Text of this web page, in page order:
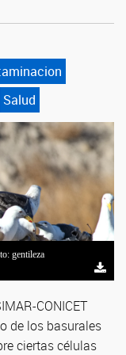
Salud
gentileza
CONICET
de los basurales
ciertas células